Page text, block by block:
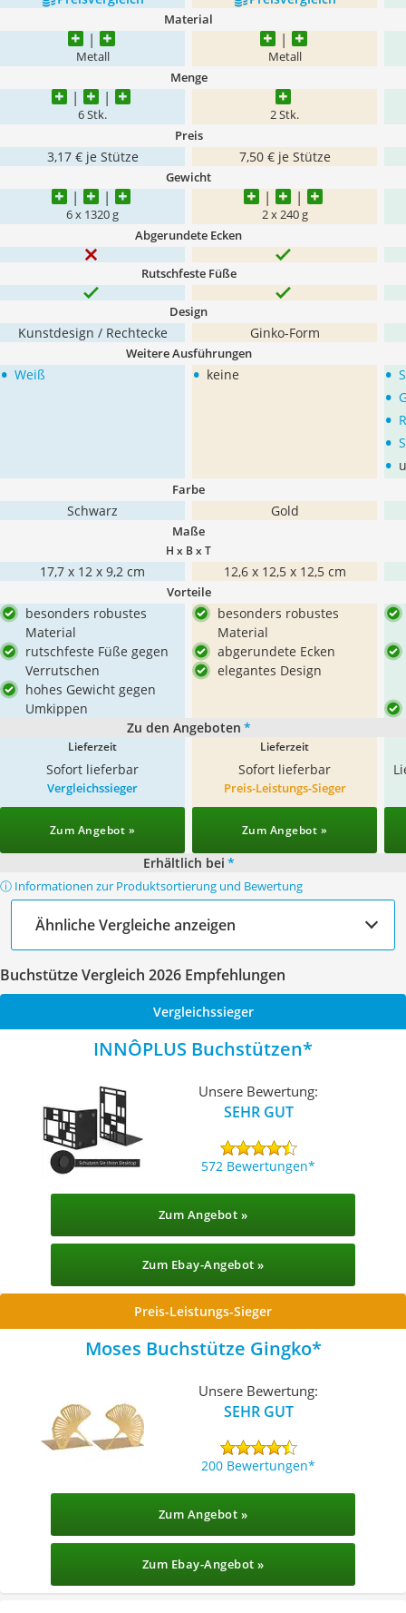
Material
Metall Metall
Menge
6 Stk. 2 Stk.
Preis
3,17 € je Stütze 7,50 € je Stütze
Gewicht
6 x 1320 g 2 x 240 g
Abgerundete Ecken
Rutschfeste Füße
Design
Kunstdesign / Rechtecke Ginko-Form
Weitere Ausführungen
• Weiß • keine •
•
•
•
•
Farbe
Schwarz Gold
Maße
H x B x T
17,7 x 12 x 9,2 cm 12,6 x 12,5 x 12,5 cm
Vorteile
besonders robustes
Material
rutschfeste Füße gegen
Verrutschen
hohes Gewicht gegen
Umkippen
besonders robustes
Material
abgerundete Ecken
elegantes Design
Zu den Angeboten *
Lieferzeit
Sofort lieferbar
Lieferzeit
Sofort lieferbar
Vergleichssieger
Zum Angebot »
Preis-Leistungs-Sieger
Zum Angebot »
Erhältlich bei *
ⓘ Informationen zur Produktsortierung und Bewertung
Ähnliche Vergleiche anzeigen
Buchstütze Vergleich 2026 Empfehlungen
Vergleichssieger
INNÔPLUS Buchstützen
Unsere Bewertung:
SEHR GUT
572 Bewertungen
Zum Angebot »
Zum Ebay-Angebot »
Preis-Leistungs-Sieger
Moses Buchstütze Gingko
Unsere Bewertung:
SEHR GUT
200 Bewertungen
Zum Angebot »
Zum Ebay-Angebot »